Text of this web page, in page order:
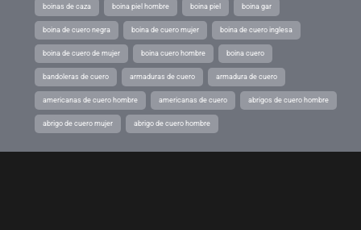
boinas de caza boina piel hombre boina piel boina gar
boina de cuero negra boina de cuero mujer boina de cuero inglesa
boina de cuero de mujer boina cuero hombre boina cuero
bandoleras de cuero armaduras de cuero armadura de cuero
americanas de cuero hombre americanas de cuero abrigos de cuero hombre
abrigo de cuero mujer abrigo de cuero hombre